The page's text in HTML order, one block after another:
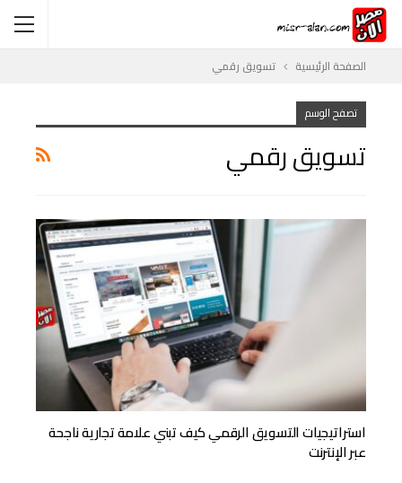
الصفحة الرئيسية تسويق رقمي
تصفح الوسم
تسويق رقمي
استراتيجيات التسويق الرقمي كيف تبني علامة تجارية ناجحة
عبر الإنترنت